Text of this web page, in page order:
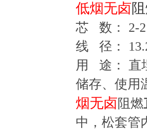
低烟无卤
芯 数： 2-
线 径：
用 途： 直
储存、使
烟无卤阻燃
中，松套管